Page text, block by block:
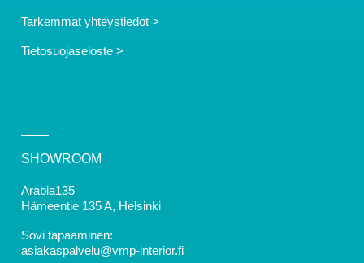
Tarkemmat yhteystiedot >
Tietosuojaseloste >
SHOWROOM
Arabia135
Hämeentie 135 A, Helsinki
Sovi tapaaminen:
asiakaspalvelu@vmp-interior.fi